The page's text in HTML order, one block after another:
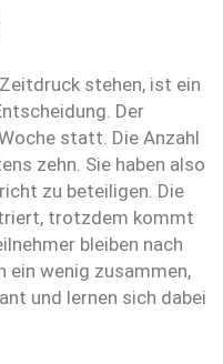
stehen, ist ein
Der
statt. Die Anzahl
zehn. Sie haben also
zu beteiligen. Die
trotzdem kommt
bleiben nach
ein wenig zusammen,
und lernen sich dabei